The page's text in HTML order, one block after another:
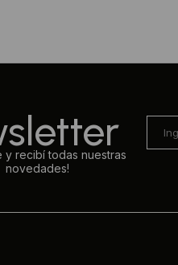
y recibí todas nuestras
novedades!